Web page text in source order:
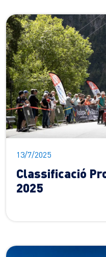
13/7/2025
Classificació
2025